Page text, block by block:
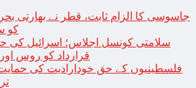
کو
سلامتی کونسل اجلاس؛ اسرائیل کی
قرارداد کو روس
فلسطینیوں کے حق خودارادیت کی